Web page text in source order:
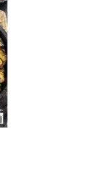
редисом и